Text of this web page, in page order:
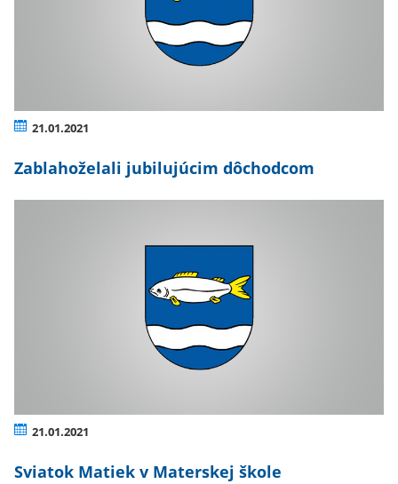
21.01.2021
Zablahoželali jubilujúcim dôchodcom
21.01.2021
Sviatok Matiek v Materskej škole